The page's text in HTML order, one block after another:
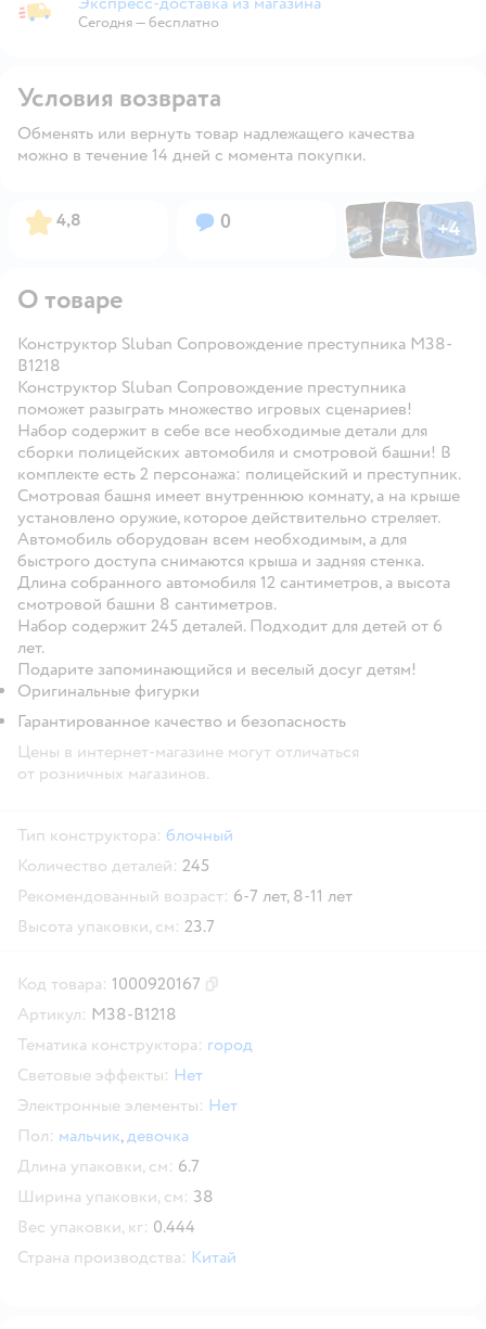
Экспресс-доставка из магазина
Сегодня—бесплатно
Условия возврата
Обменять или вернуть товар надлежащего качества
можно в течение 14 дней с момента покупки.
Рейтинг:
4,8 Вопросов:
0 ФотоФотоФото
+4
Открыть
О товаре
Конструктор Sluban Сопровождение преступника M38-
B1218
Конструктор Sluban Сопровождение преступника
поможет разыграть множество игровых сценариев!
Набор содержит в себе все необходимые детали для
сборки полицейских автомобиля и смотровой башни! В
комплекте есть 2 персонажа: полицейский и преступник.
Смотровая башня имеет внутреннюю комнату, а на крыше
установлено оружие, которое действительно стреляет.
Автомобиль оборудован всем необходимым, а для
быстрого доступа снимаются крыша и задняя стенка.
Длина собранного автомобиля 12 сантиметров, а высота
смотровой башни 8 сантиметров.
Набор содержит 245 деталей. Подходит для детей от 6
лет.
Подарите запоминающийся и веселый досуг детям!
Оригинальные фигурки
Гарантированное качество и безопасность
Цены в интернет-магазине могут отличаться
от розничных магазинов.
Тип конструктора: блочный
Количество деталей: 245
Рекомендованный возраст: 6-7 лет, 8-11 лет
Высота упаковки, см: 23.7
Код товара: 1000920167
Артикул: M38-B1218
Тематика конструктора: город
Световые эффекты: Нет
Электронные элементы: Нет
Пол: мальчик,девочка
Длина упаковки, см: 6.7
Ширина упаковки, см: 38
Вес упаковки, кг: 0.444
Страна производства: Китай